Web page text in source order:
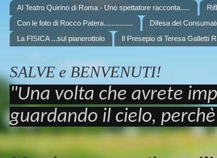
Al Teatro Quirino di Roma - Uno spettatore racconta.....
Con le foto di Rocco Patera...............
Difesa del
La FISICA ...sul pianerottolo
Il Presepio di Teresa Galletti
SALVE e BENVENUTI!
"Una volta che avrete
guardando il cielo,